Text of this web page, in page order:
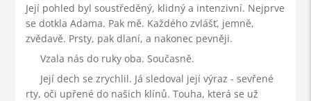
Její pohled byl soustředěný, klidný a intenzivní. Nejprve
se dotkla Adama. Pak mě. Každého zvlášť, jemně,
zvědavě. Prsty, pak dlaní, a nakonec pevněji.
Vzala nás do ruky oba. Současně.
Její dech se zrychlil. Já sledoval její výraz - sevřené
rty, oči upřené do našich klínů. Touha, která se už